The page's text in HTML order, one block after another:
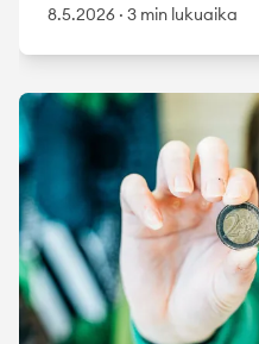
8.5.2026 · 3 min lukuaika